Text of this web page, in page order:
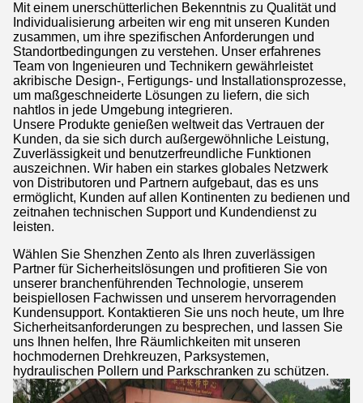
Mit einem unerschütterlichen Bekenntnis zu Qualität und
Individualisierung arbeiten wir eng mit unseren Kunden
zusammen, um ihre spezifischen Anforderungen und
Standortbedingungen zu verstehen. Unser erfahrenes
Team von Ingenieuren und Technikern gewährleistet
akribische Design-, Fertigungs- und Installationsprozesse,
um maßgeschneiderte Lösungen zu liefern, die sich
nahtlos in jede Umgebung integrieren.
Unsere Produkte genießen weltweit das Vertrauen der
Kunden, da sie sich durch außergewöhnliche Leistung,
Zuverlässigkeit und benutzerfreundliche Funktionen
auszeichnen. Wir haben ein starkes globales Netzwerk
von Distributoren und Partnern aufgebaut, das es uns
ermöglicht, Kunden auf allen Kontinenten zu bedienen und
zeitnahen technischen Support und Kundendienst zu
leisten.
Wählen Sie Shenzhen Zento als Ihren zuverlässigen
Partner für Sicherheitslösungen und profitieren Sie von
unserer branchenführenden Technologie, unserem
beispiellosen Fachwissen und unserem hervorragenden
Kundensupport. Kontaktieren Sie uns noch heute, um Ihre
Sicherheitsanforderungen zu besprechen, und lassen Sie
uns Ihnen helfen, Ihre Räumlichkeiten mit unseren
hochmodernen Drehkreuzen, Parksystemen,
hydraulischen Pollern und Parkschranken zu schützen.